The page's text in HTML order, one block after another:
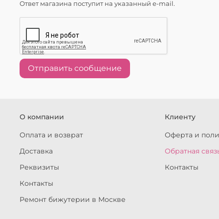
Ответ магазина поступит на указанный e-mail.
Отправить сообщение
О компании
Оплата и возврат
Доставка
Реквизиты
Контакты
Ремонт бижутерии в Москве
Клиенту
Оферта и
Обратная
Контакты